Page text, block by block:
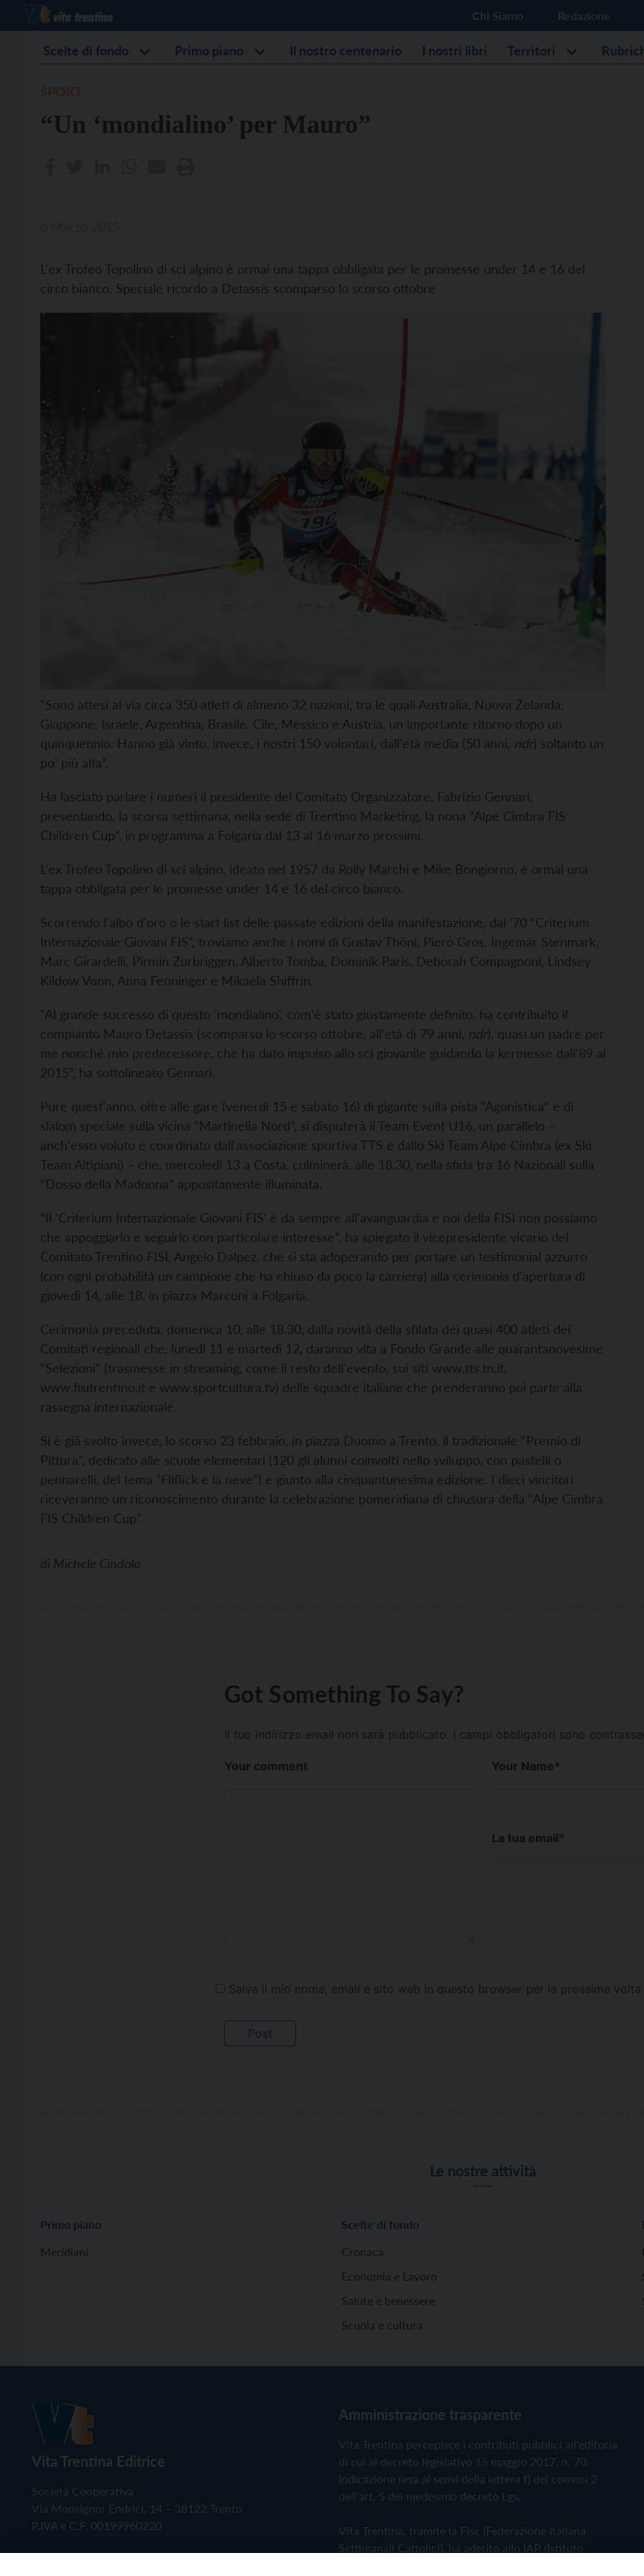
Chi Siamo Redazione
Scelte di fondo Primo piano Il nostro centenario I nostri libri Territori
“Un ‘mondialino’ per Mauro”
L'ex Trofeo Topolino di sci alpino è ormai una tappa obbligata per le promesse under 14 e 16 del
circo bianco. Speciale ricordo a Detassis scomparso lo scorso ottobre
“Sono attesi al via circa 350 atleti di almeno 32 nazioni, tra le quali Australia, Nuova Zelanda,
Giappone, Israele, Argentina, Brasile, Cile, Messico e Austria, un importante ritorno dopo un
quinquennio. Hanno già vinto, invece, i nostri 150 volontari, dall'età media (50 anni, ndr) soltanto un
po' più alta”.
Ha lasciato parlare i numeri il presidente del Comitato Organizzatore, Fabrizio Gennari,
presentando, la scorsa settimana, nella sede di Trentino Marketing, la nona “Alpe Cimbra FIS
Children Cup”, in programma a Folgaria dal 13 al 16 marzo prossimi.
L'ex Trofeo Topolino di sci alpino, ideato nel 1957 da Rolly Marchi e Mike Bongiorno, è ormai una
tappa obbligata per le promesse under 14 e 16 del circo bianco.
Scorrendo l'albo d'oro o le start list delle passate edizioni della manifestazione, dal '70 “Criterium
Internazionale Giovani FIS”, troviamo anche i nomi di Gustav Thöni, Piero Gros, Ingemar Stenmark,
Marc Girardelli, Pirmin Zurbriggen, Alberto Tomba, Dominik Paris, Deborah Compagnoni, Lindsey
Kildow Vonn, Anna Fenninger e Mikaela Shiffrin.
“Al grande successo di questo 'mondialino', com'è stato giustamente definito, ha contribuito il
compianto Mauro Detassis (scomparso lo scorso ottobre, all'età di 79 anni, ndr), quasi un padre per
me nonché mio predecessore, che ha dato impulso allo sci giovanile guidando la kermesse dall'89 al
2015”, ha sottolineato Gennari.
Pure quest'anno, oltre alle gare (venerdì 15 e sabato 16) di gigante sulla pista “Agonistica” e di
slalom speciale sulla vicina “Martinella Nord”, si disputerà il Team Event U16, un parallelo –
anch'esso voluto e coordinato dall'associazione sportiva TTS e dallo Ski Team Alpe Cimbra (ex Ski
Team Altipiani) – che, mercoledì 13 a Costa, culminerà, alle 18.30, nella sfida tra 16 Nazionali sulla
“Dosso della Madonna” appositamente illuminata.
“Il 'Criterium Internazionale Giovani FIS' è da sempre all'avanguardia e noi della FISI non possiamo
che appoggiarlo e seguirlo con particolare interesse”, ha spiegato il vicepresidente vicario del
Comitato Trentino FISI, Angelo Dalpez, che si sta adoperando per portare un testimonial azzurro
(con ogni probabilità un campione che ha chiuso da poco la carriera) alla cerimonia d'apertura di
giovedì 14, alle 18, in piazza Marconi a Folgaria.
Cerimonia preceduta, domenica 10, alle 18.30, dalla novità della sfilata dei quasi 400 atleti dei
Comitati regionali che, lunedì 11 e martedì 12, daranno vita a Fondo Grande alle quarantanovesime
“Selezioni” (trasmesse in streaming, come il resto dell'evento, sui siti www.tts.tn.it,
www.fisitrentino.it e www.sportcultura.tv) delle squadre italiane che prenderanno poi parte alla
rassegna internazionale.
Si è già svolto invece, lo scorso 23 febbraio, in piazza Duomo a Trento, il tradizionale “Premio di
Pittura”, dedicato alle scuole elementari (120 gli alunni coinvolti nello sviluppo, con pastelli o
pennarelli, del tema “Fliflick e la neve”) e giunto alla cinquantunesima edizione. I dieci vincitori
riceveranno un riconoscimento durante la celebrazione pomeridiana di chiusura della “Alpe Cimbra
FIS Children Cup”.
di Michele Cindolo
Got Something To Say?
Il tuo indirizzo email non sarà pubblicato. I campi obbligatori sono
Your comment Your Name*
La tua email*
Salva il mio nome, email e sito web in questo browser per la prossima
Le nostre attività
Primo piano
Meridiani
Scelte di fondo
Cronaca
Economia e Lavoro
Salute e benessere
Scuola e cultura
Vita Trentina Editrice
Società Cooperativa
Via Monsignor Endrici, 14 – 38122 Trento
P.IVA e C.F. 00199960220
Amministrazione trasparente
Vita Trentina percepisce i contributi pubblici all'editoria
di cui al decreto legislativo 15 maggio 2017, n. 70.
Indicazione resa ai sensi della lettera f) del comma 2
dell'art. 5 del medesimo decreto Lgs.
Vita Trentina, tramite la Fisc (Federazione Italiana
Settimanali Cattolici), ha aderito allo IAP (Istituto